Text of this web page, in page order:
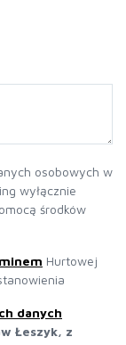
osobowych w
wyłącznie
środków
Hurtowej
danych
Łeszyk, z